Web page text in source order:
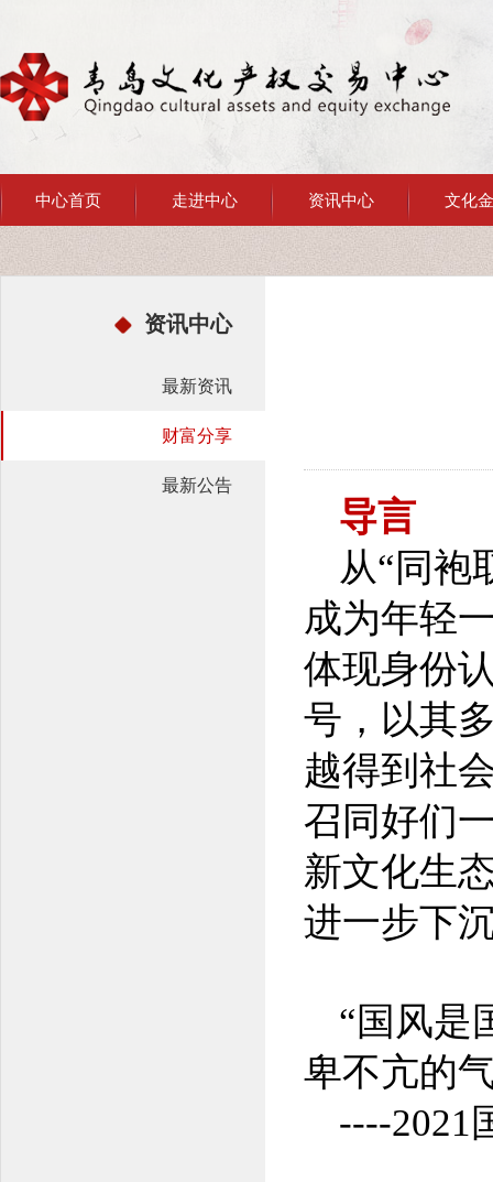
中心首页 走进中心 资讯中心 文化
资讯中心
最新资讯
财富分享
最新公告
导言
从“同袍
成为年轻
体现身份
号，以其
越得到社
召同好们
新文化生
进一步下
“国风是
卑不亢的
----2021